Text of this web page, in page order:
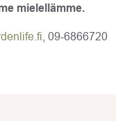
mielellämme.
, 09-6866720